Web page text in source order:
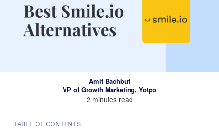
Amit Bachbut
VP of Growth Marketing, Yotpo
2 minutes read
TABLE OF CONTENTS